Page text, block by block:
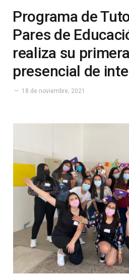
Programa de
Pares de
realiza su
presencial de
18 de noviembre, 2021